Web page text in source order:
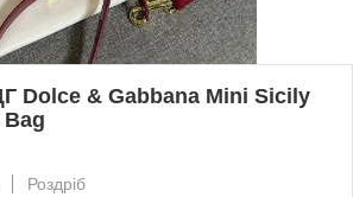
Dolce & Gabbana Mini Sicily
Роздріб